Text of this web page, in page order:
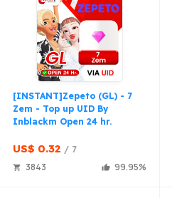
[INSTANT]Zepeto (GL) - 7
Zem - Top up UID By
Inblackm Open 24 hr.
US$ 0.32 7
3843 99.95